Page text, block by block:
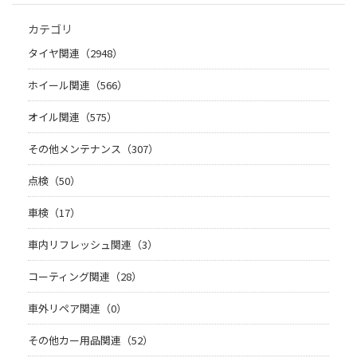
カテゴリ
タイヤ関連（2948）
ホイール関連（566）
オイル関連（575）
その他メンテナンス（307）
点検（50）
車検（17）
車内リフレッシュ関連（3）
コーティング関連（28）
車外リペア関連（0）
その他カー用品関連（52）